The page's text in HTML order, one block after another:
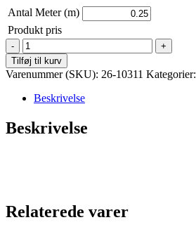
Antal Meter (m)
Produkt pris
Jersey
-
Bambus
-
Ensfarvet
Oliven
Grøn
Tilføj til kurv
Varenummer (SKU): 26-10311 Kategorier:
Beskrivelse
Beskrivelse
Relaterede varer